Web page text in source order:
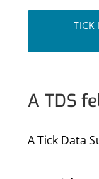
TICK
A TDS
A Tick Data